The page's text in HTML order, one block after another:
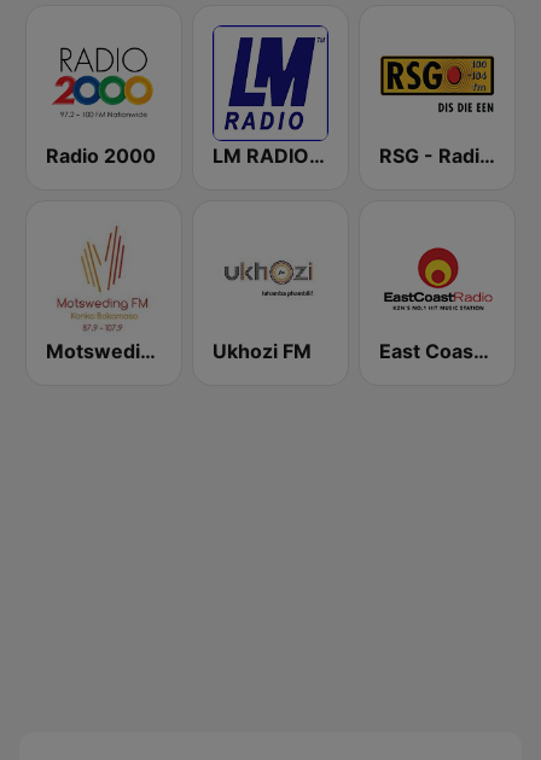
Radio 2000 LM RADIO - Happy Listening !! RSG - Radio Sonder Grense
Motsweding FM Ukhozi FM East Coast Radio